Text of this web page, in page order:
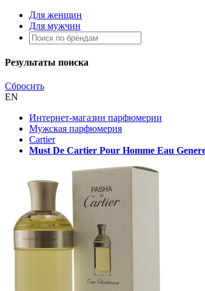
Для женщин
Для мужчин
Результаты поиска
Сбросить
EN
Интернет-магазин парфюмерии
Мужская парфюмерия
Cartier
Must De Cartier Pour Homme Eau